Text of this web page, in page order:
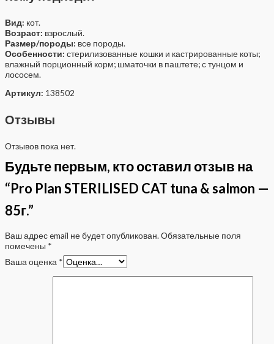
Вид: кот.
Возраст: взрослый.
Размер/породы: все породы.
Особенности: стерилизованные кошки и кастрированные коты;
влажный порционный корм; шматочки в паштете; с тунцом и
лососем.
Артикул: 138502
Отзывы
Отзывов пока нет.
Будьте первым, кто оставил отзыв на
“Pro Plan STERILISED CAT tuna & salmon —
85г.”
Ваш адрес email не будет опубликован. Обязательные поля
помечены *
Ваша оценка *